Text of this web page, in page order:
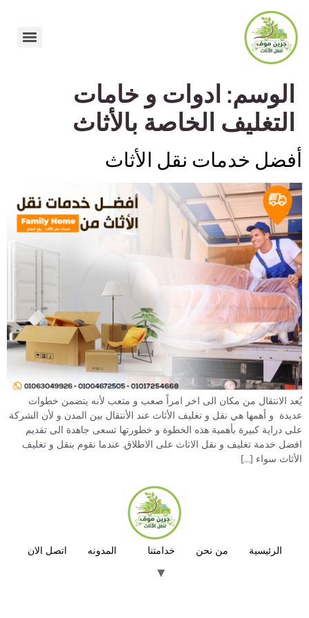
الوسم: ادوات و خامات
التغليف الخاصة بالأثاث
أفضل خدمات نقل الأثاث
يُعد الانتقال من مكان الى اخر امراً صعب و متعب لأنه يتضمن خطوات
عديدة و أهمها هي نقل و تغليف الأثاث عند الأنتقال بين المدن و لأن الشركة
على دراية كبيرة بأهمية هذه الخطوة و خطورتها تسعى جاهدة الى تقديم
افضل خدمة تغليف و نقل الاثاث على الاطلاق. عندما نقوم بنقل و تغليف
الأثاث سواء […]
الرئيسية من نحن خدامتنا المدونه اتصل الان